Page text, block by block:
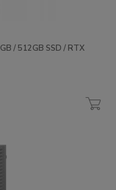
/ 512GB SSD / RTX